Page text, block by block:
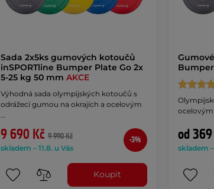
Sada 2x5ks gumových kotoučů
inSPORTline Bumper Plate Go 2x
5-25 kg 50 mm AKCE
Výhodná sada olympijských kotoučů s
odrážecí gumou na okrajích a ocelovým
9 690 Kč 9 990 Kč
skladem – 11.8. u Vás
-3%
Koupit
od
skladem –